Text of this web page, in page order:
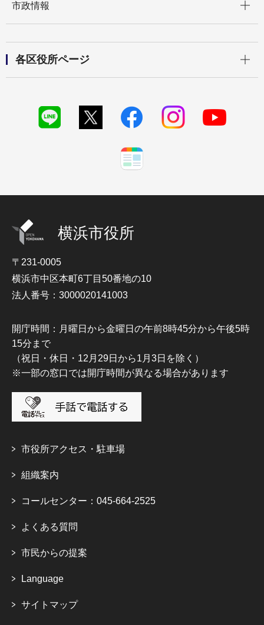
市政情報
各区役所ページ
横浜市役所
〒231-0005
横浜市中区本町6丁目50番地の10
法人番号：3000020141003
開庁時間：月曜日から金曜日の午前8時45分から午後5時
15分まで
（祝日・休日・12月29日から1月3日を除く）
※一部の窓口では開庁時間が異なる場合があります
市役所アクセス・駐車場
組織案内
コールセンター：045-664-2525
よくある質問
市民からの提案
Language
サイトマップ